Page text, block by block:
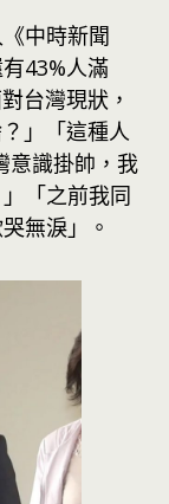
中時新聞
43%人滿
台灣現狀，
」「這種人
意識掛帥，我
「之前我同
無淚」。